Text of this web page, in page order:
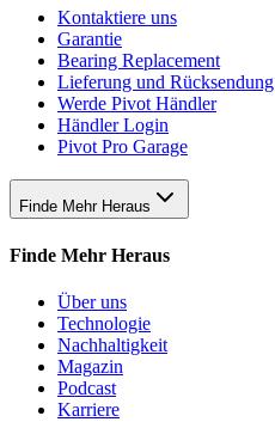
Kontaktiere uns
Garantie
Bearing Replacement
Lieferung und Rücksendung
Werde Pivot Händler
Händler Login
Pivot Pro Garage
Finde Mehr Heraus
Finde Mehr Heraus
Über uns
Technologie
Nachhaltigkeit
Magazin
Podcast
Karriere